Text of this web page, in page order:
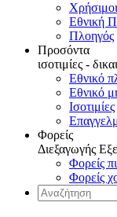
Εθνική
Πλοηγός
Προσόντα
ισοτιμίες -
Εθνικό
Εθνικό
Ισοτιμίες
Φορείς
Διεξαγωγής
Φορείς
Φορείς